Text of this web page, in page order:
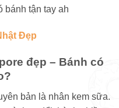
bánh tận tay ah
Đẹp
đẹp – Bánh có
bản là nhân kem sữa.